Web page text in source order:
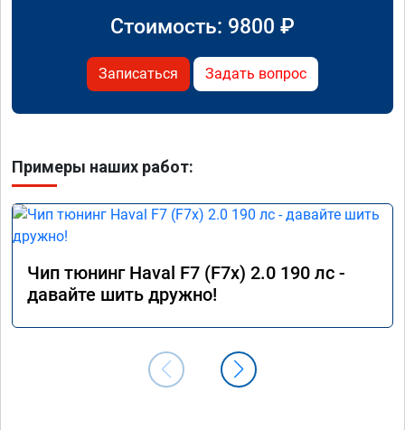
Стоимость: 9800 ₽
Записаться Задать вопрос
Примеры наших работ:
Чип тюнинг Haval F7 (F7x) 2.0 190 лс -
давайте шить дружно!